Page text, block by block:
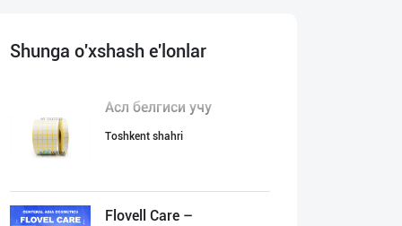
00:00
Shunga o'xshash e'lonlar
Асл белгиси учу
Toshkent shahri
Flovell Care –